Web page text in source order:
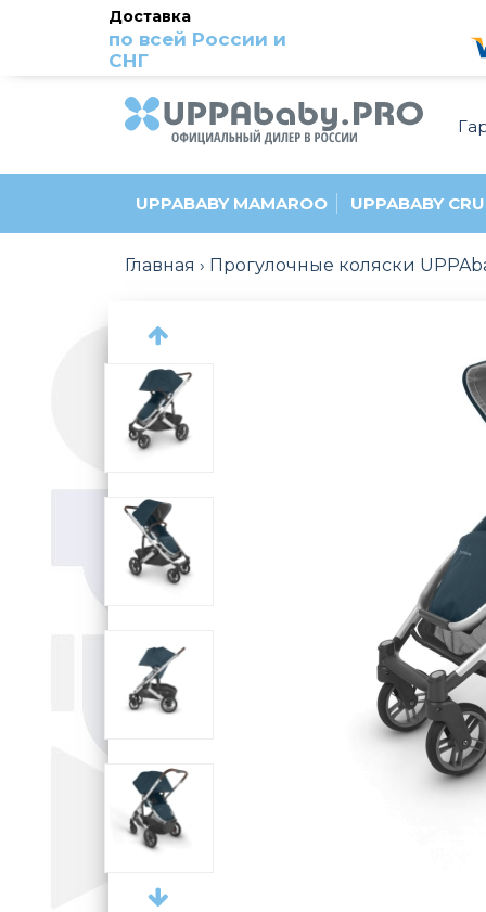
Доставка
по всей России и
СНГ
UPPABABY MAMAROO UPPABABY
Главная Прогулочные коляски